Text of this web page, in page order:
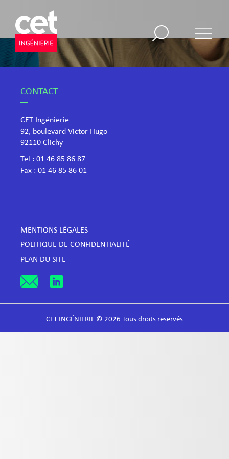
CONTACT
CET Ingénierie
92, boulevard Victor Hugo
​92110 Clichy
Tel : 01 46 85 86 87
Fax : 01 46 85 86 01
MENTIONS LÉGALES
POLITIQUE DE CONFIDENTIALITÉ
PLAN DU SITE
CET INGÉNIERIE © 2026 Tous droits reservés